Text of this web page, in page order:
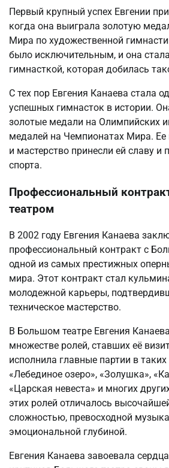
Первый крупный успех Евгении
когда она выиграла золотую
Мира по художественной
было исключительным, и она
гимнасткой, которая добилась
С тех пор Евгения Канаева стала
успешных гимнасток в истории.
золотые медали на Олимпийских
медалей на Чемпионатах Мира. Ее
и мастерство принесли ей славу и
спорта.
Профессиональный
театром
В 2002 году Евгения Канаева
профессиональный контракт с
одной из самых престижных
мира. Этот контракт стал
молодежной карьеры,
техническое мастерство.
В Большом театре Евгения
множестве ролей, ставших её
исполнила главные партии в таких
«Лебединое озеро», «Золушка»,
«Царская невеста» и многих
этих ролей отличалось
сложностью, превосходной
эмоциональной глубиной.
Евгения Канаева завоевала